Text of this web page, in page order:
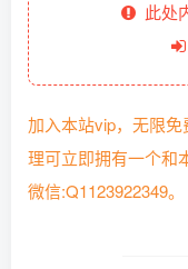
此处
加入本站vip，无限
理可立即拥有一个和
微信:Q1123922349。